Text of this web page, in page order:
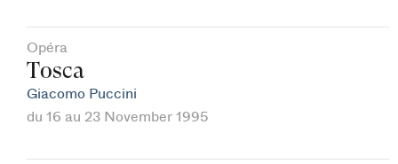
Opéra
Tosca
Giacomo Puccini
du 16 au 23 November 1995